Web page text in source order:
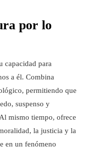
por lo
capacidad para
a él. Combina
permitiendo que
suspenso y
mismo tiempo, ofrece
la justicia y la
en un fenómeno